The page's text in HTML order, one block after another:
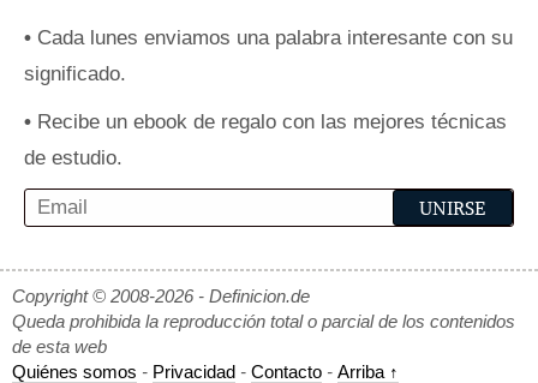
• Cada lunes enviamos una palabra interesante con su
significado.
• Recibe un ebook de regalo con las mejores técnicas
de estudio.
Copyright © 2008-2026 - Definicion.de
Queda prohibida la reproducción total o parcial de los contenidos
de esta web
Quiénes somos - Privacidad - Contacto - Arriba ↑